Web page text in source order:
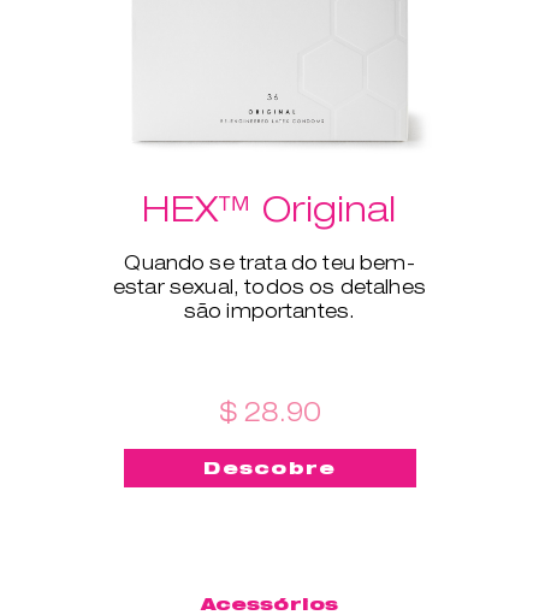
HEX™ Original
Quando se trata do teu bem-
estar sexual, todos os detalhes
são importantes.
$ 28.90
Descobre
Acessórios